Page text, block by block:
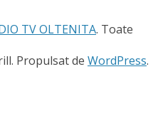
TV OLTENITA. Toate
Propulsat de WordPress.